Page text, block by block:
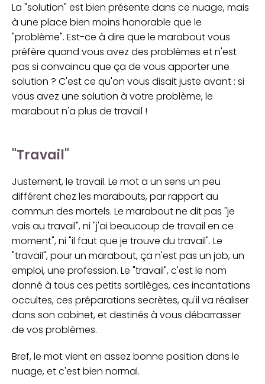
La "solution" est bien présente dans ce nuage, mais
à une place bien moins honorable que le
"problème". Est-ce à dire que le marabout vous
préfère quand vous avez des problèmes et n'est
pas si convaincu que ça de vous apporter une
solution ? C'est ce qu'on vous disait juste avant : si
vous avez une solution à votre problème, le
marabout n'a plus de travail !
"Travail"
Justement, le travail. Le mot a un sens un peu
différent chez les marabouts, par rapport au
commun des mortels. Le marabout ne dit pas "je
vais au travail", ni "j'ai beaucoup de travail en ce
moment", ni "il faut que je trouve du travail". Le
"travail", pour un marabout, ça n'est pas un job, un
emploi, une profession. Le "travail", c'est le nom
donné à tous ces petits sortilèges, ces incantations
occultes, ces préparations secrètes, qu'il va réaliser
dans son cabinet, et destinés à vous débarrasser
de vos problèmes.
Bref, le mot vient en assez bonne position dans le
nuage, et c'est bien normal.